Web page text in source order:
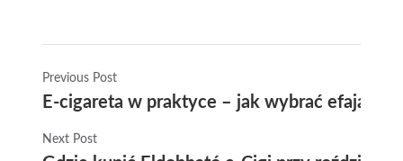
Previous Post
E-cigareta w praktyce – jak wybrać efaja,
Next Post